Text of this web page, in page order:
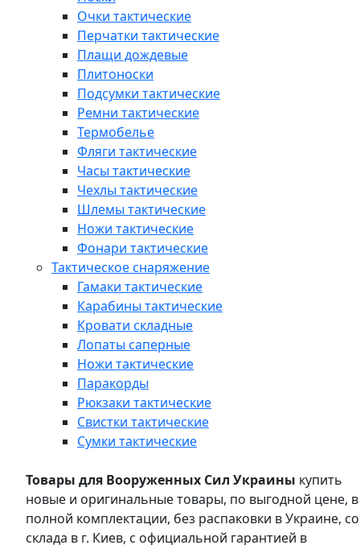
Очки тактические
Перчатки тактические
Плащи дождевые
Плитоноски
Подсумки тактические
Ремни тактические
Термобелье
Фляги тактические
Часы тактические
Чехлы тактические
Шлемы тактические
Ножи тактические
Фонари тактические
Тактическое снаряжение
Гамаки тактические
Карабины тактические
Кровати складные
Лопаты саперные
Ножи тактические
Паракорды
Рюкзаки тактические
Свистки тактические
Сумки тактические
Товары для Вооруженных Сил Украины купить
новые и оригинальные товары, по выгодной цене, в
полной комплектации, без распаковки в Украине, со
склада в г. Киев, с официальной гарантией в